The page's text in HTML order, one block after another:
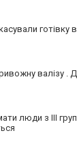
готівку
валізу .
люди з III